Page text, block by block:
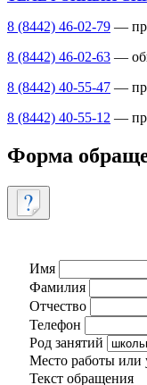
8 (8442) 46-02-79 —
8 (8442) 46-02-63 —
8 (8442) 40-55-47 —
8 (8442) 40-55-12 —
Форма
Имя
Фамилия
Отчество
Телефон
Род занятий
Место работы или
Текст обращения